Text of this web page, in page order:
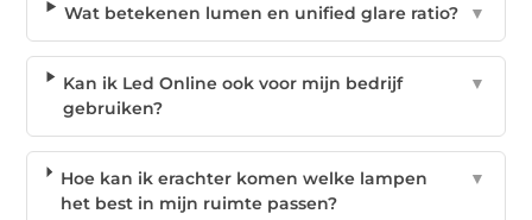
Wat betekenen lumen en unified glare ratio? ▼
Kan ik Led Online ook voor mijn bedrijf
gebruiken?
▼
Hoe kan ik erachter komen welke lampen
het best in mijn ruimte passen?
▼